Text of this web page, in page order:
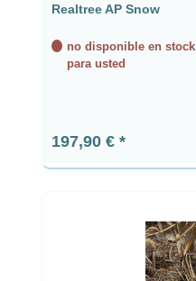
Realtree AP Snow
no disponible en
para usted
Precio normal:
197,90 €